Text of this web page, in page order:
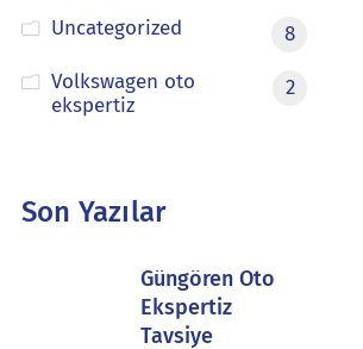
Uncategorized
8
Volkswagen oto
ekspertiz
2
Son Yazılar
Güngören Oto
Ekspertiz
Tavsiye